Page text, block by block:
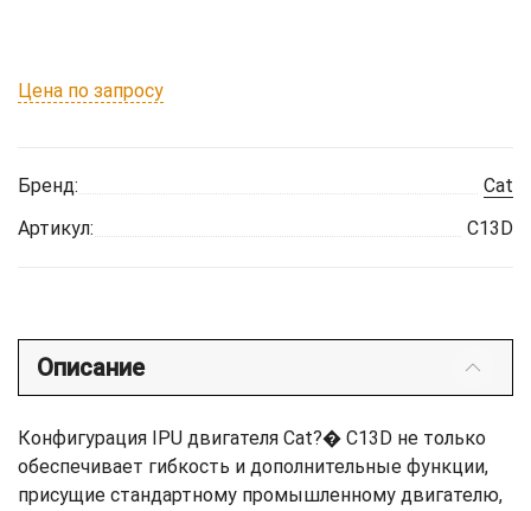
Цена по запросу
Бренд:
Cat
Артикул:
C13D
Описание
Конфигурация IPU двигателя Cat?� C13D не только
обеспечивает гибкость и дополнительные функции,
присущие стандартному промышленному двигателю,